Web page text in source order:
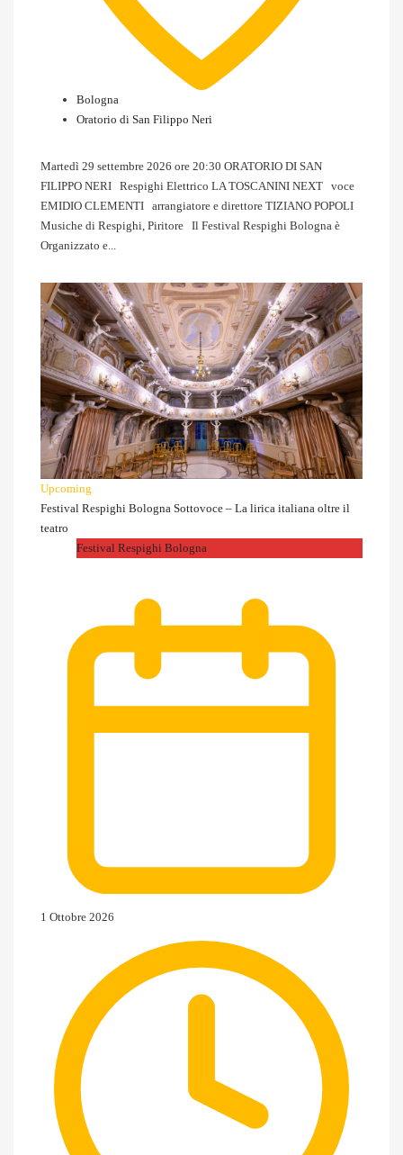
Bologna
Oratorio di San Filippo Neri
Martedì 29 settembre 2026 ore 20:30 ORATORIO DI SAN
FILIPPO NERI Respighi Elettrico LA TOSCANINI NEXT voce
EMIDIO CLEMENTI arrangiatore e direttore TIZIANO POPOLI
Musiche di Respighi, Piritore Il Festival Respighi Bologna è
Organizzato e...
Upcoming
Festival Respighi Bologna Sottovoce – La lirica italiana oltre il
teatro
Festival Respighi Bologna
1 Ottobre 2026